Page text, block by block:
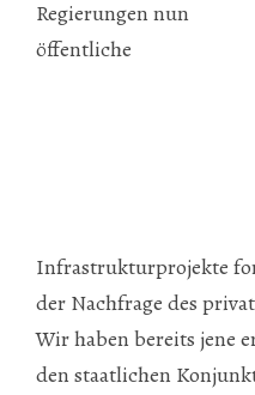
Regierungen nun
öffentliche
Infrastrukturprojekte
der Nachfrage des
Wir haben bereits jene
den staatlichen